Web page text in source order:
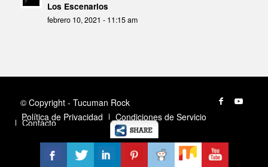
Los Escenarios
febrero 10, 2021 - 11:15 am
© Copyright - Tucuman Rock
Política de Privacidad
Condiciones de Servicio
Contacto